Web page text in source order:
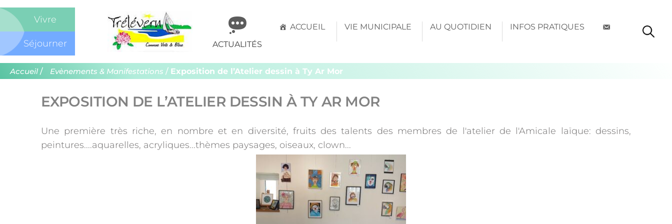
Vivre
Séjourner
Commune
Trélévern
ACTUALITÉS
ACCUEIL VIE MUNICIPALE AU QUOTIDIEN INFOS PRATIQUES
Accueil / Evènements & Manifestations / Exposition de l’Atelier dessin à Ty Ar Mor
EXPOSITION DE L’ATELIER DESSIN À TY AR MOR
Une première très riche, en nombre et en diversité, fruits des talents des membres de l'atelier de l'Amicale laïque: dessins,
peintures....aquarelles, acryliques...thèmes paysages, oiseaux, clown...